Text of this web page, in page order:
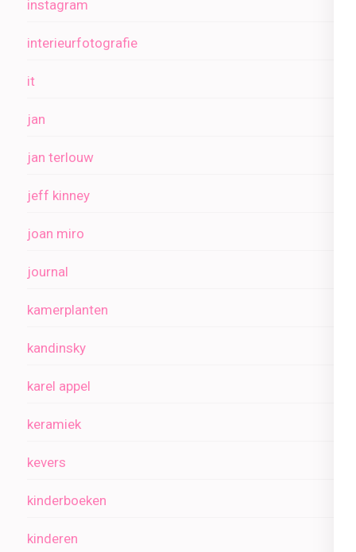
instagram
interieurfotografie
it
jan
jan terlouw
jeff kinney
joan miro
journal
kamerplanten
kandinsky
karel appel
keramiek
kevers
kinderboeken
kinderen